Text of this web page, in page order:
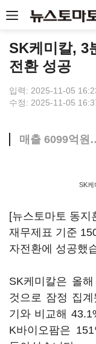
SK케미칼, 3
전환 성공
입력: 2025-11-05
수정: 2025-11-05
매출 6099억원
SK케
[뉴스토마토 동지
재무제표 기준
자전환에 성공했
SK케미칼은 올
것으로 잠정 집
기와 비교해
K바이오팜은